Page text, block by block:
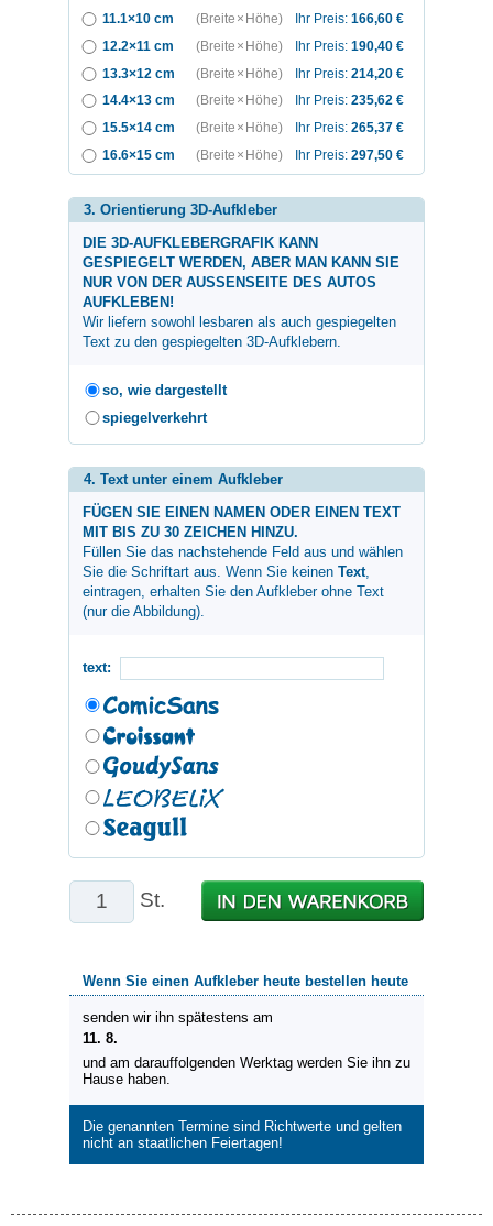
11.1×10 cm
(Breite × Höhe) Ihr Preis: 166,60 €
12.2×11 cm
(Breite × Höhe) Ihr Preis: 190,40 €
13.3×12 cm
(Breite × Höhe) Ihr Preis: 214,20 €
14.4×13 cm
(Breite × Höhe) Ihr Preis: 235,62 €
15.5×14 cm
(Breite × Höhe) Ihr Preis: 265,37 €
16.6×15 cm
(Breite × Höhe) Ihr Preis: 297,50 €
3. Orientierung 3D-Aufkleber
DIE 3D-AUFKLEBERGRAFIK KANN
GESPIEGELT WERDEN, ABER MAN KANN SIE
NUR VON DER AUSSENSEITE DES AUTOS
AUFKLEBEN!
Wir liefern sowohl lesbaren als auch gespiegelten
Text zu den gespiegelten 3D-Aufklebern.
so, wie dargestellt
spiegelverkehrt
4. Text unter einem Aufkleber
FÜGEN SIE EINEN NAMEN ODER EINEN TEXT
MIT BIS ZU 30 ZEICHEN HINZU.
Füllen Sie das nachstehende Feld aus und wählen
Sie die Schriftart aus. Wenn Sie keinen Text,
eintragen, erhalten Sie den Aufkleber ohne Text
(nur die Abbildung).
text:
St.
Wenn Sie einen Aufkleber heute bestellen heute
senden wir ihn spätestens am
11. 8.
und am darauffolgenden Werktag werden Sie ihn zu
Hause haben.
Die genannten Termine sind Richtwerte und gelten
nicht an staatlichen Feiertagen!